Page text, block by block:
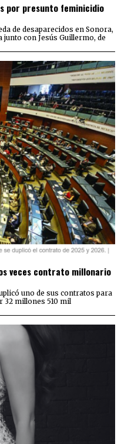
por presunto feminicidio
de desaparecidos en Sonora,
junto con Jesús Guillermo, de
veces contrato millonario
uno de sus contratos para
32 millones 510 mil